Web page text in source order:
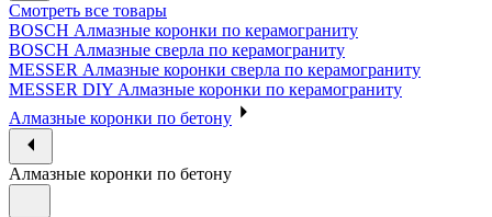
Смотреть все товары
BOSCH Алмазные коронки по керамограниту
BOSCH Алмазные сверла по керамограниту
MESSER Алмазные коронки сверла по керамограниту
MESSER DIY Алмазные коронки по керамограниту
Алмазные коронки по бетону
Алмазные коронки по бетону